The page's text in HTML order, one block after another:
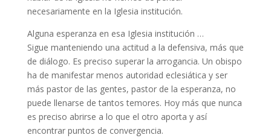
necesariamente en la Iglesia institución.
Alguna esperanza en esa Iglesia institución …
Sigue manteniendo una actitud a la defensiva, más que
de diálogo. Es preciso superar la arrogancia. Un obispo
ha de manifestar menos autoridad eclesiática y ser
más pastor de las gentes, pastor de la esperanza, no
puede llenarse de tantos temores. Hoy más que nunca
es preciso abrirse a lo que el otro aporta y así
encontrar puntos de convergencia.